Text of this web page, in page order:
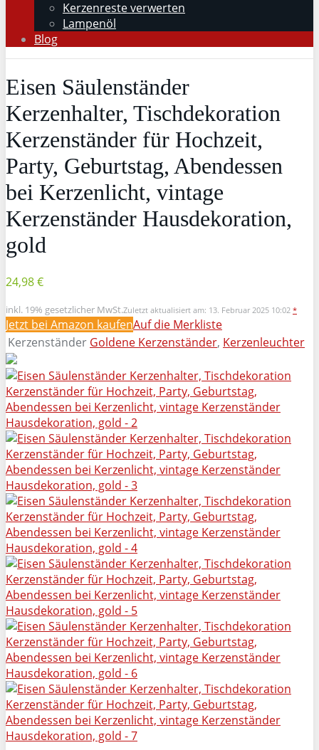
Kerzenreste verwerten
Lampenöl
Blog
Eisen Säulenständer
Kerzenhalter, Tischdekoration
Kerzenständer für Hochzeit,
Party, Geburtstag, Abendessen
bei Kerzenlicht, vintage
Kerzenständer Hausdekoration,
gold
24,98 €
inkl. 19% gesetzlicher MwSt.Zuletzt aktualisiert am: 13. Februar 2025 10:02 *
Jetzt bei Amazon kaufenAuf die Merkliste
Kerzenständer Goldene Kerzenständer, Kerzenleuchter